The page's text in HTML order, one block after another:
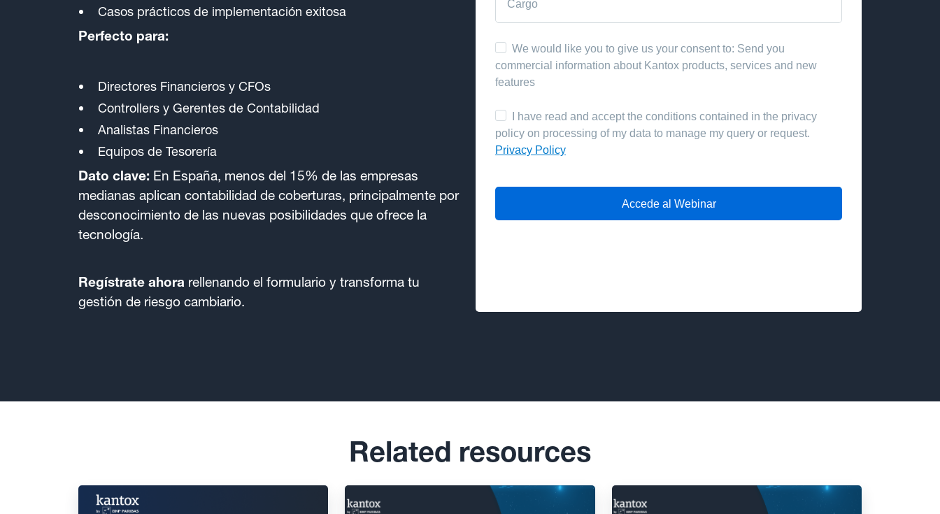
Casos prácticos de implementación exitosa
Perfecto para:
Directores Financieros y CFOs
Controllers y Gerentes de Contabilidad
Analistas Financieros
Equipos de Tesorería
Dato clave: En España, menos del 15% de las empresas
medianas aplican contabilidad de coberturas, principalmente por
desconocimiento de las nuevas posibilidades que ofrece la
tecnología.
Regístrate ahora rellenando el formulario y transforma tu
gestión de riesgo cambiario.
Related resources